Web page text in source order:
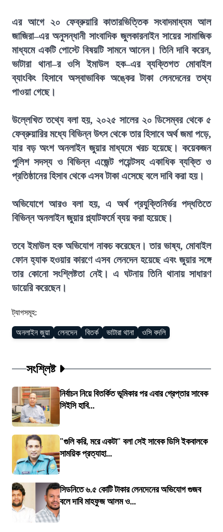
এর আগে ২০ ফেব্রুয়ারি কাতারভিত্তিক সংবাদমাধ্যম আল
জাজিরা–এর অনুসন্ধানী সাংবাদিক জুলকারনাইন সায়ের সামাজিক
মাধ্যমে একটি পোস্টে বিষয়টি সামনে আনেন। তিনি দাবি করেন,
ভাটারা থানা–র ওসি ইমাউল হক–এর ব্যক্তিগত মোবাইল
ব্যাংকিং হিসাবে অস্বাভাবিক অঙ্কের টাকা লেনদেনের তথ্য
পাওয়া গেছে।
উল্লেখিত তথ্যে বলা হয়, ২০২৫ সালের ২০ ডিসেম্বর থেকে ৫
ফেব্রুয়ারির মধ্যে বিভিন্ন উৎস থেকে তার হিসাবে অর্থ জমা পড়ে,
যার বড় অংশ অনলাইন জুয়ার মাধ্যমে খরচ হয়েছে। কয়েকজন
পুলিশ সদস্য ও বিভিন্ন এজেন্ট পয়েন্টসহ একাধিক ব্যক্তি ও
প্রতিষ্ঠানের হিসাব থেকে এসব টাকা এসেছে বলে দাবি করা হয়।
অভিযোগে আরও বলা হয়, এ অর্থ প্রযুক্তিনির্ভর পদ্ধতিতে
বিভিন্ন অনলাইন জুয়ার প্ল্যাটফর্মে ব্যয় করা হয়েছে।
তবে ইমাউল হক অভিযোগ নাকচ করেছেন। তার ভাষ্য, মোবাইল
ফোন হ্যাক হওয়ার কারণে এসব লেনদেন হয়েছে এবং জুয়ার সঙ্গে
তার কোনো সংশ্লিষ্টতা নেই। এ ঘটনায় তিনি থানায় সাধারণ
ডায়েরি করেছেন।
ট্যাগসমূহ:
অনলাইন জুয়া লেনদেন বিতর্ক ভাটারা থানা ওসি বদলি
সংশ্লিষ্ট
নির্বাচন নিয়ে বিতর্কিত ভূমিকার পর এবার গ্রেপ্তার সাবেক
সিইসি হাবি...
"গুলি করি, মরে একটা" বলা সেই সাবেক ডিসি ইকবালকে
সাময়িক প্রত্যাহা...
সিডনিতে ৬.৫ কোটি টাকার লেনদেনের অভিযোগ গুজব
বলে দাবি মাহফুজ আলম ও...